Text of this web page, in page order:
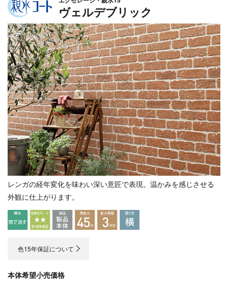
ヴェルデブリック
レンガの経年変化を味わい深い意匠で表現。温かみを感じさせる
外観に仕上がります。
色15年保証について
本体希望小売価格